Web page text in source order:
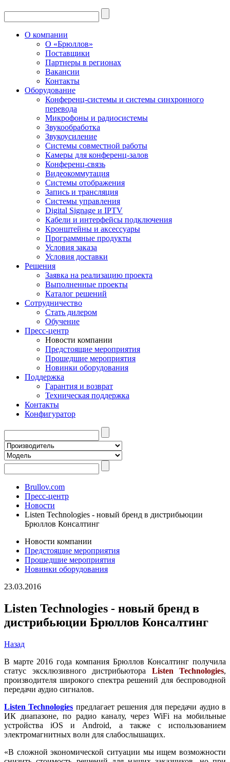
О компании
О «Брюллов»
Поставщики
Партнеры в регионах
Вакансии
Контакты
Оборудование
Конференц-системы и системы синхронного
перевода
Микрофоны и радиосистемы
Звукообработка
Звукоусиление
Системы совместной работы
Камеры для конференц-залов
Конференц-связь
Видеокоммутация
Системы отображения
Запись и трансляция
Системы управления
Digital Signage и IPTV
Кабели и интерфейсы подключения
Кронштейны и аксессуары
Программные продукты
Условия заказа
Условия доставки
Решения
Заявка на реализацию проекта
Выполненные проекты
Каталог решений
Сотрудничество
Стать дилером
Обучение
Пресс-центр
Новости компании
Предстоящие мероприятия
Прошедшие мероприятия
Новинки оборудования
Поддержка
Гарантия и возврат
Техническая поддержка
Контакты
Конфигуратор
Brullov.com
Пресс-центр
Новости
Listen Technologies - новый бренд в дистрибьюции
Брюллов Консалтинг
Новости компании
Предстоящие мероприятия
Прошедшие мероприятия
Новинки оборудования
23.03.2016
Listen Technologies - новый бренд в
дистрибьюции Брюллов Консалтинг
Назад
В марте 2016 года компания Брюллов Консалтинг получила
статус эксклюзивного дистрибьютора Listen Technologies,
производителя широкого спектра решений для беспроводной
передачи аудио сигналов.
Listen Technologies предлагает решения для передачи аудио в
ИК диапазоне, по радио каналу, через WiFi на мобильные
устройства iOS и Android, а также с использованием
электромагнитных волн для слабослышащих.
«В сложной экономической ситуации мы ищем возможности